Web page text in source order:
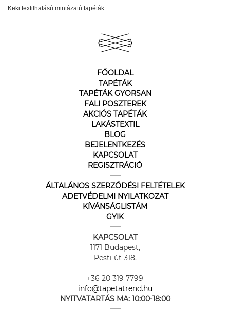
Keki textilhatású mintázatú tapéták.
FŐOLDAL
TAPÉTÁK
TAPÉTÁK GYORSAN
FALI POSZTEREK
AKCIÓS TAPÉTÁK
LAKÁSTEXTIL
BLOG
BEJELENTKEZÉS
KAPCSOLAT
REGISZTRÁCIÓ
ÁLTALÁNOS SZERZŐDÉSI FELTÉTELEK
ADETVÉDELMI NYILATKOZAT
KÍVÁNSÁGLISTÁM
GYIK
KAPCSOLAT
1171 Budapest,
Pesti út 318.
+36 20 319 7799
info@tapetatrend.hu
NYITVATARTÁS MA: 10:00-18:00